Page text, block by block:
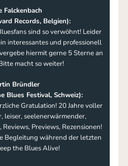
Falckenbach
Records, Belgien):
sind so verwöhnt! Leider
interessantes und professionell
hiermit gerne 5 Sterne an
macht so weiter!
Bründler
Blues Festival, Schweiz):
Gratulation! 20 Jahre voller
leiser, seelenerwärmender,
Previews, Rezensionen!
Begleitung während der letzten
the Blues Alive!